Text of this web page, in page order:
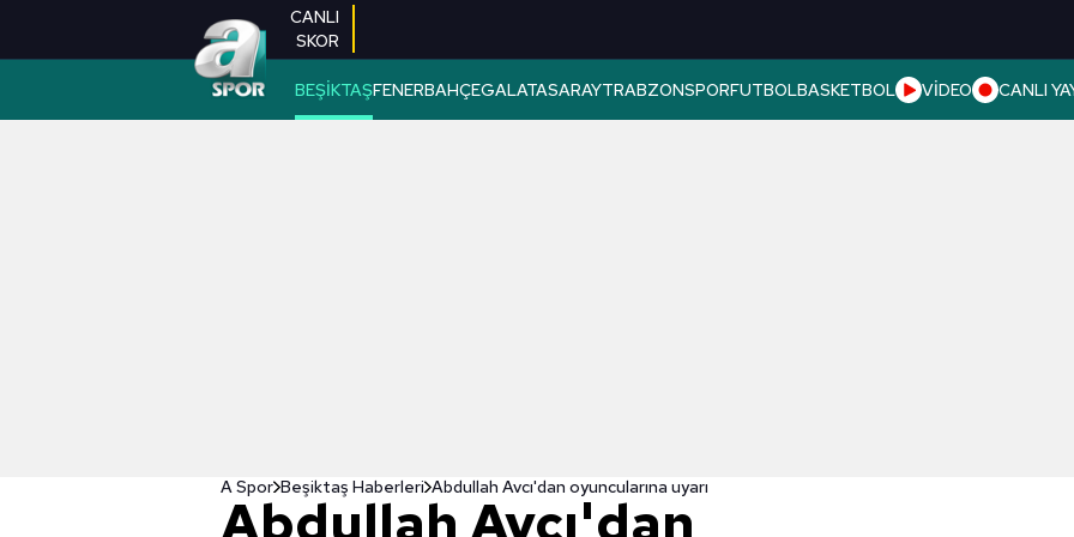
CANLI
SKOR
BEŞİKTAŞFENERBAHÇEGALATASARAYTRABZONSPORFUTBOLBASKETBOL VİDEO CANLI
A Spor Beşiktaş Haberleri Abdullah Avcı'dan oyuncularına uyarı
Abdullah Avcı'dan